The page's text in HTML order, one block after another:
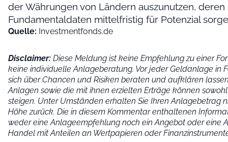
der Währungen von Ländern auszunutzen, deren
Fundamentaldaten mittelfristig für Potenzial
Quelle: Investmentfonds.de
Disclaimer: Diese Meldung ist keine Empfehlung zu einer
keine individuelle Anlageberatung. Vor jeder Geldanlage in
sich über Chancen und Risiken beraten und aufklären
Anlagen sowie die mit ihnen erzielten Erträge können
steigen. Unter Umständen erhalten Sie Ihren Anlagebetrag
Höhe zurück. Die in diesem Kommentar enthaltenen
weder eine Anlageempfehlung noch ein Angebot oder eine
Handel mit Anteilen an Wertpapieren oder